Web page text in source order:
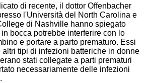
di recente, il dottor Offenbacher
l'Università del North Carolina e
di Nashville hanno spiegato
bocca potrebbe interferire con lo
e portare a parto prematuro. Essi
altri tipi di infezioni batteriche in donne
stati collegate a parti prematuri
necessariamente delle infezioni